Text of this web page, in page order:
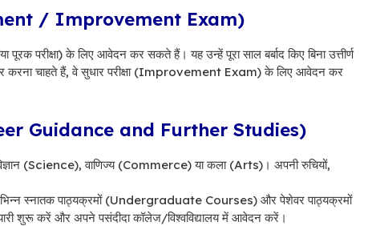
/ Improvement Exam)
(या पूरक परीक्षा) के लिए आवेदन कर सकते हैं। यह उन्हें पूरा साल बर्बाद किए बिना उत्तीर्ण
करना चाहते हैं, वे सुधार परीक्षा (Improvement Exam) के लिए आवेदन कर
Guidance and Further Studies)
(Science), वाणिज्य (Commerce) या कला (Arts)। अपनी रुचियों,
स्नातक पाठ्यक्रमों (Undergraduate Courses) और पेशेवर पाठ्यक्रमों
शुरू करें और अपने पसंदीदा कॉलेज/विश्वविद्यालय में आवेदन करें।